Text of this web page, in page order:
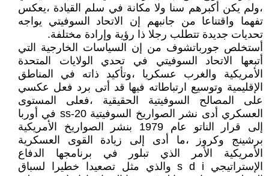
،ولم يكن أكبرهم سنا ولا مكانة في سلم القيادة ،يعكس
تفهما واقتناعا من جانبهم إن الاتحاد السوفيتي يواجه
تحديات جديدة تتطلب رجلا ذا رؤية وإرادة مختلفة.
أستخلص جورباتشوف من إن السياسات الخارجية التي
أتبعها الاتحاد السوفيتي في تحدي الولايات المتحدة
الأمريكية والغرب عسكريا ،وتأكيد ذاته في المناطق
الإقليمية وتوسيع ارتباطاته فيها قد أتى برد فعل عكسي
على المصالح السوفيتية الحقيقية ،فعلى المستوى
العسكري أدى نشر الصواريخ السوفيتية ss-20 في أوربا
إلى قرار الناتو عام 1979 بنشر الصواريخ الأمريكية
برشينج وكروز ،ما أدى إلى زيادة القوى العسكرية
الأمريكية الأمر الذي تبلور في برنامجها الدفاع
الإستراتيجي s d i والذي مثل تصعيدا خطيرا لسباق